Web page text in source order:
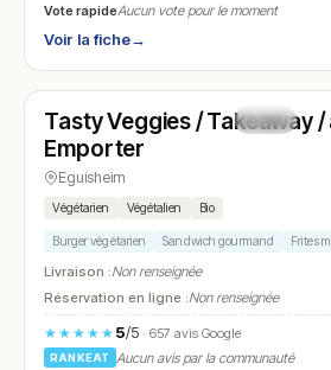
Vote rapideAucun vote pour le moment
Voir la fiche→
N° 13
Tasty Veggies / Takeaway /
Emporter
Eguisheim
Végétarien Végétalien Bio
Burger végétarien Sandwich gourmand Frites
Livraison :Non renseignée
Réservation en ligne :Non renseignée
★★★★★ 5/5· 657 avis Google
RANKEAT
Aucun avis par la communauté